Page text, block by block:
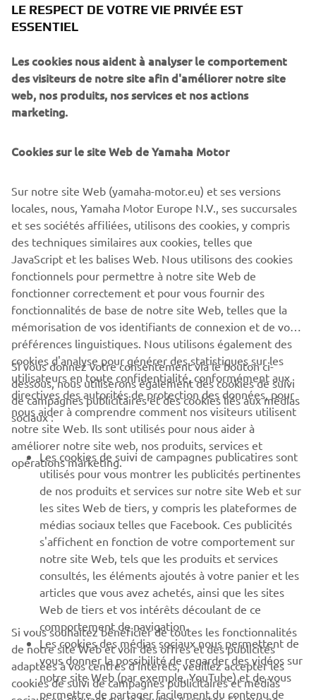
RÉSEAU YAMAHA
RECHERCHEZ VOTRE
CONCESSIONNAIRE YAMAHA
TROUVER UN CONCESSIONNAIRE
CORPORATE
PROS & B2B
PLUS YAMAHA
SUPPORT
NEWSLETTER
Découvrez en exclusivité les dernières offres, les événements
spéciaux, les nouveautés et bien plus encore
S'ABONNER
LE RESPECT DE VOTRE VIE PRIVÉE EST
ESSENTIEL
Les cookies nous aident à analyser le comportement
des visiteurs de notre site afin d'améliorer notre site
web, nos produits, nos services et nos actions
marketing.
Cookies sur le site Web de Yamaha Motor
Sur notre site Web (yamaha-motor.eu) et ses versions
locales, nous, Yamaha Motor Europe N.V., ses succursales
et ses sociétés affiliées, utilisons des cookies, y compris
des techniques similaires aux cookies, telles que
JavaScript et les balises Web. Nous utilisons des cookies
fonctionnels pour permettre à notre site Web de
fonctionner correctement et pour vous fournir des
fonctionnalités de base de notre site Web, telles que la
mémorisation de vos identifiants de connexion et de vos
préférences linguistiques. Nous utilisons également des
cookies d'analyse pour générer des statistiques sur les
utilisateurs en toute confidentialité, conformément aux
directives des autorités de protection des données, pour
nous aider à comprendre comment nos visiteurs utilisent
notre site Web. Ils sont utilisés pour nous aider à
améliorer notre site web, nos produits, services et
opérations marketing.
Si vous donnez votre consentement via le bouton ci-
dessous, nous utiliserons également des cookies de suivi
de campagnes publicitaires et des cookies liés aux médias
sociaux :
Les cookies de suivi de campagnes publicatires sont
utilisés pour vous montrer les publicités pertinentes
de nos produits et services sur notre site Web et sur
les sites Web de tiers, y compris les plateformes de
médias sociaux telles que Facebook. Ces publicités
s'affichent en fonction de votre comportement sur
notre site Web, tels que les produits et services
consultés, les éléments ajoutés à votre panier et les
articles que vous avez achetés, ainsi que les sites
Web de tiers et vos intérêts découlant de ce
comportement de navigation.
Les cookies des médias sociaux nous permettent de
vous donner la possibilité de regarder des vidéos sur
notre site Web (par exemple, YouTube) et de vous
permettre de partager facilement du contenu de
Si vous souhaitez bénéficier de toutes les fonctionnalités
de notre site Web et voir des offres et des publicités
adaptées à vos centres d'intérêts, veuillez accepter les
cookies de suivi de campagnes publicitaires et médias
sociaux en cliquant sur le bouton Accepter. Si vous ne